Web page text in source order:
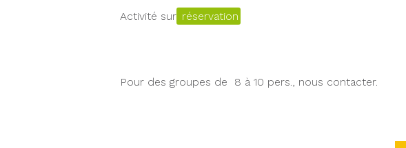
Activité sur réservation
Pour des groupes de 8 à 10 pers., nous contacter.